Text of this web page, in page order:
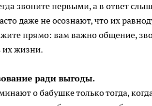
звоните первыми, а в ответ
даже не осознают, что их
прямо: вам важно общение,
жизни.
ради выгоды.
о бабушке только тогда,